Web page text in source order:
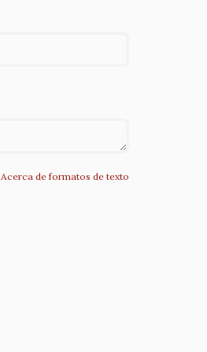
Acerca de formatos de texto